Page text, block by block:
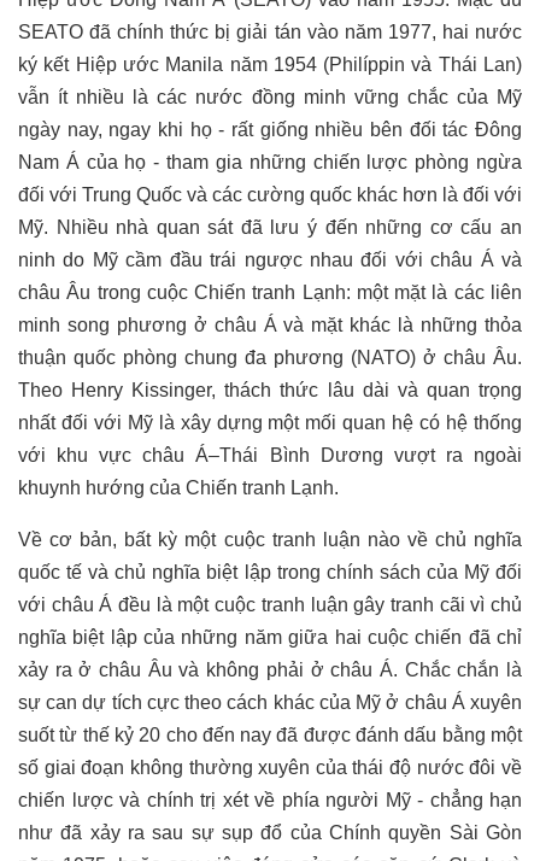
SEATO đã chính thức bị giải tán vào năm 1977, hai nước
ký kết Hiệp ước Manila năm 1954 (Philíppin và Thái Lan)
vẫn ít nhiều là các nước đồng minh vững chắc của Mỹ
ngày nay, ngay khi họ - rất giống nhiều bên đối tác Đông
Nam Á của họ - tham gia những chiến lược phòng ngừa
đối với Trung Quốc và các cường quốc khác hơn là đối với
Mỹ. Nhiều nhà quan sát đã lưu ý đến những cơ cấu an
ninh do Mỹ cầm đầu trái ngược nhau đối với châu Á và
châu Âu trong cuộc Chiến tranh Lạnh: một mặt là các liên
minh song phương ở châu Á và mặt khác là những thỏa
thuận quốc phòng chung đa phương (NATO) ở châu Âu.
Theo Henry Kissinger, thách thức lâu dài và quan trọng
nhất đối với Mỹ là xây dựng một mối quan hệ có hệ thống
với khu vực châu Á–Thái Bình Dương vượt ra ngoài
khuynh hướng của Chiến tranh Lạnh.
Về cơ bản, bất kỳ một cuộc tranh luận nào về chủ nghĩa
quốc tế và chủ nghĩa biệt lập trong chính sách của Mỹ đối
với châu Á đều là một cuộc tranh luận gây tranh cãi vì chủ
nghĩa biệt lập của những năm giữa hai cuộc chiến đã chỉ
xảy ra ở châu Âu và không phải ở châu Á. Chắc chắn là
sự can dự tích cực theo cách khác của Mỹ ở châu Á xuyên
suốt từ thế kỷ 20 cho đến nay đã được đánh dấu bằng một
số giai đoạn không thường xuyên của thái độ nước đôi về
chiến lược và chính trị xét về phía người Mỹ - chẳng hạn
như đã xảy ra sau sự sụp đổ của Chính quyền Sài Gòn